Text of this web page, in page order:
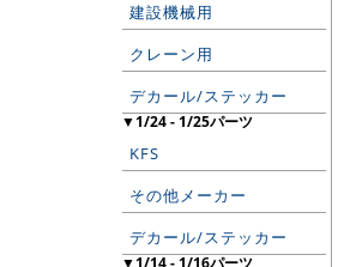
建設機械用
クレーン用
デカール/ステッカー
▼1/24 - 1/25パーツ
KFS
その他メーカー
デカール/ステッカー
▼1/14 - 1/16パーツ